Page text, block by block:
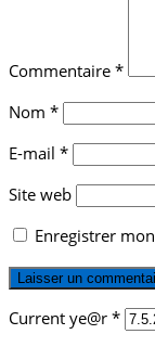
Commentaire *
Nom *
E-mail *
Site web
Enregistrer
Current ye@r *